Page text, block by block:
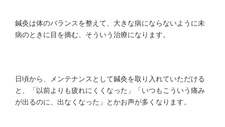
鍼灸は体のバランスを整えて、大きな病にならないように未
病のときに目を摘む、そういう治療になります。
日頃から、メンテナンスとして鍼灸を取り入れていただける
と、「以前よりも疲れにくくなった」「いつもこういう痛み
が出るのに、出なくなった」とかお声が多くなります。